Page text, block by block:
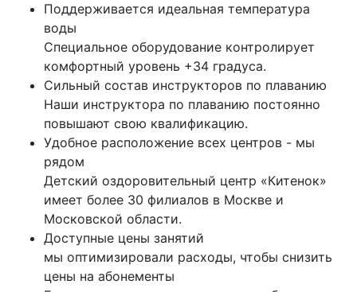
Поддерживается идеальная температура
воды
Специальное оборудование контролирует
комфортный уровень +34 градуса.
Сильный состав инструкторов по плаванию
Наши инструктора по плаванию постоянно
повышают свою квалификацию.
Удобное расположение всех центров - мы
рядом
Детский оздоровительный центр «Китенок»
имеет более 30 филиалов в Москве и
Московской области.
Доступные цены занятий
мы оптимизировали расходы, чтобы снизить
цены на абонементы